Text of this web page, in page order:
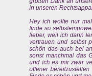
in unseren
Hey ich wollte nur
finde so
lieber, weil ich dann
vertrauen und selbst
schön das auch bei
sonst manchmal das
und ich es mir zwar
offener